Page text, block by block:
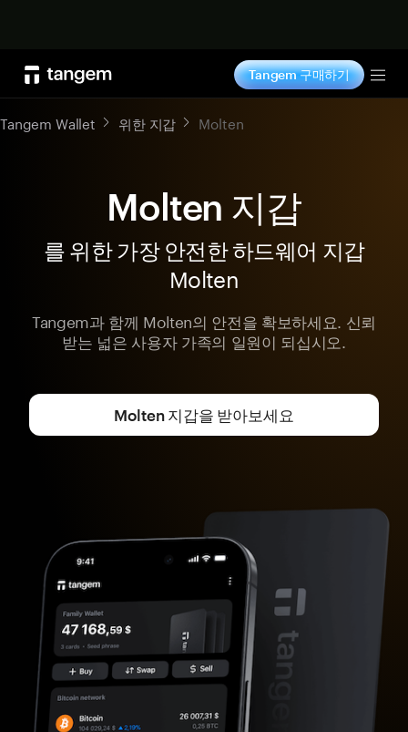
Tangem 구매하기
Tangem Wallet 위한 지갑 Molten
Molten 지갑
를 위한 가장 안전한 하드웨어 지갑
Molten
Tangem과 함께 Molten의 안전을 확보하세요. 신뢰
받는 넓은 사용자 가족의 일원이 되십시오.
Molten 지갑을 받아보세요